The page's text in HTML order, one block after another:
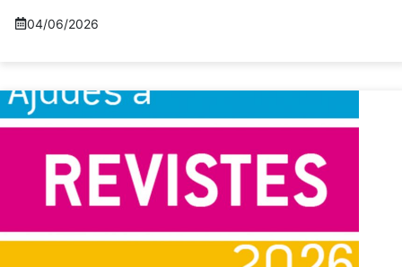
04/06/2026